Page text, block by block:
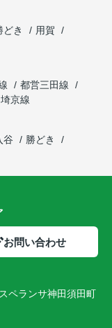
どき
用賀
都営三田線
埼京線
谷
勝どき
お問い合わせ
ペランサ神田須田町